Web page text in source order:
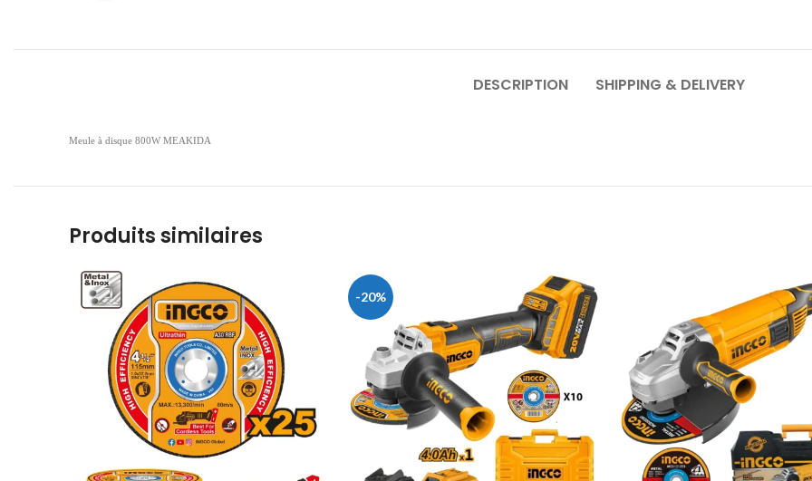
DESCRIPTION SHIPPING & DELIVERY
Meule à disque 800W MEAKIDA
Produits similaires
-20%